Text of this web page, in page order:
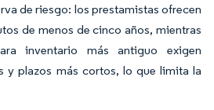
de riesgo: los prestamistas ofrecen
de menos de cinco años, mientras
inventario más antiguo exigen
y plazos más cortos, lo que limita la